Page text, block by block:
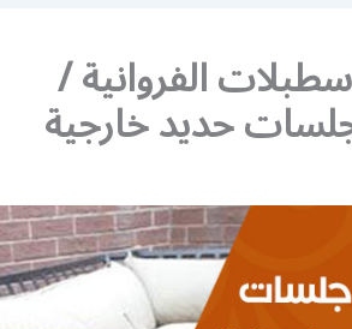
الفروانية /